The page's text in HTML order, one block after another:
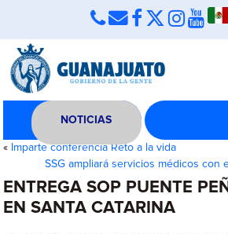
NOTICIAS
« Imparte conferencia Reto a la vida
SSG ampliará servicios médicos con
ENTREGA SOP PUENTE
EN SANTA CATARINA